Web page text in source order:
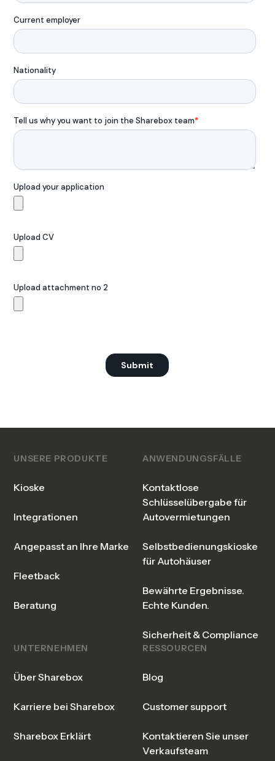
UNSERE PRODUKTE
Kioske
Integrationen
Angepasst an Ihre Marke
Fleetback
Beratung
ANWENDUNGSFÄLLE
Kontaktlose
Schlüsselübergabe für
Autovermietungen
Selbstbedienungskioske
für Autohäuser
Bewährte Ergebnisse.
Echte Kunden.
Sicherheit & Compliance
UNTERNEHMEN
Über Sharebox
Karriere bei Sharebox
Sharebox Erklärt
RESSOURCEN
Blog
Customer support
Kontaktieren Sie unser
Verkaufsteam